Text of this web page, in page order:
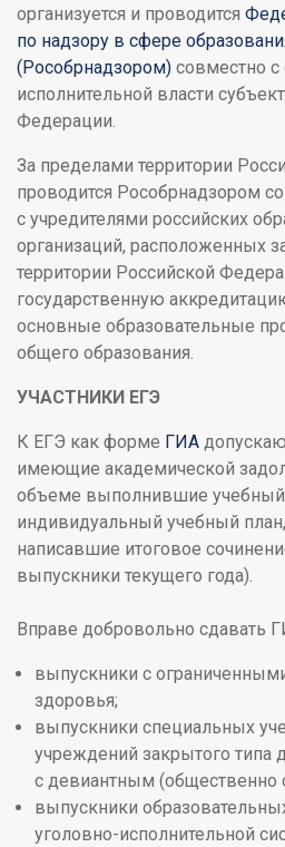
организуется и проводится
по надзору в сфере
(Рособрнадзором) совместно с
исполнительной власти
Федерации.
За пределами территории
проводится Рособрнадзором
с учредителями российских
организаций, расположенных
территории Российской
государственную
основные образовательные
общего образования.
УЧАСТНИКИ ЕГЭ
К ЕГЭ как форме ГИА
имеющие академической
объеме выполнившие учебный
индивидуальный учебный
написавшие итоговое
выпускники текущего года).
Вправе добровольно сдавать
выпускники с
здоровья;
выпускники специальных
учреждений закрытого типа
с девиантным
выпускники
уголовно-исполнительной